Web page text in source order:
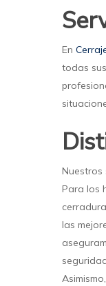
En
todas
Nuestros
Para los
las